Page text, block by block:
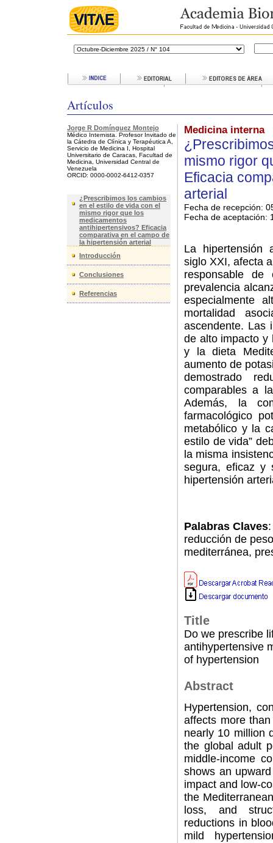
Artículos
Jorge R Domínguez Montejo
Médico Internista. Profesor Invitado de
la Cátedra de Clínica y Terapéutica A,
Servicio de Medicina I, Hospital
Universitario de Caracas, Facultad de
Medicina, Universidad Central de
Venezuela
ORCID: 0000-0002-6412-0357
¿Prescribimos los cambios
en el estilo de vida con el
mismo rigor que los
medicamentos
antihipertensivos? Eficacia
comparativa en el campo de
la hipertensión arterial
Introducción
Conclusiones
Referencias
Medicina interna
mismo rigor
Eficacia
arterial
Fecha de recepción:
Fecha de aceptación:
La hipertensión
siglo XXI, afecta
responsable
prevalencia
especialmente
mortalidad
ascendente. Las
de alto impacto y
y la dieta
aumento de
demostrado
comparables a
Además, la
farmacológico
metabólico y la
estilo de vida”
la misma
segura, eficaz y
hipertensión
Palabras Claves
reducción de
mediterránea,
Title
Do we prescribe
antihypertensive
of hypertension
Abstract
Hypertension,
affects more
nearly 10 million
the global adult
middle-income
shows an
impact and low-
the
loss, and
reductions in
mild